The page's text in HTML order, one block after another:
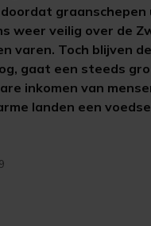
graanschepen
weer veilig over de
varen. Toch blijven de
gaat een steeds
inkomen van
landen een